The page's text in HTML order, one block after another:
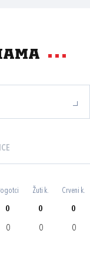
Žuti k. Crveni k.
0 0 0
0 0 0